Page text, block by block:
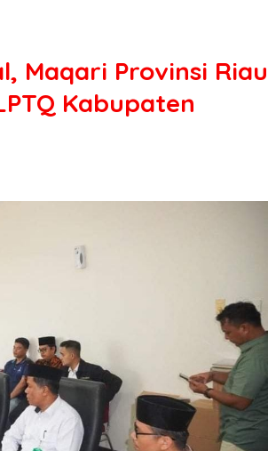
Maqari Provinsi Riau
Kabupaten